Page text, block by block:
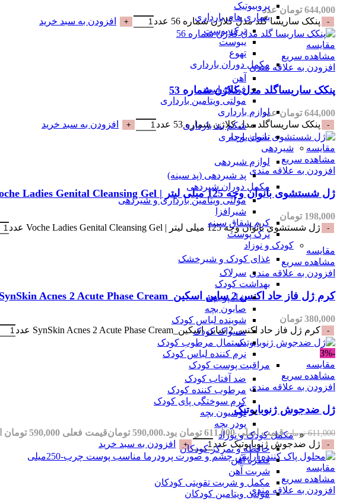
پروبیوتیک
بیماری های بارداری
ترک پوست
یبوست
تهوع
مکمل دوران بارداری
آهن
فولیک اسید
مولتی ویتامین بارداری
لوازم بارداری
شکم بند بارداری
تست بارداری
شیردهی
لوازم شیردهی
پد شیردهی (پد سینه)
مکمل دوران شیردهی
مولتی ویتامین بارداری و شیردهی
شیرافزا
کرم شقاق سینه
ترک پوست
کودک و نوزاد
غذای کودک و شیرخشک
سرلاک
بهداشت کودک
شامپو بچه
صابون بچه
شوینده لباس کودک
مسواک کودک
دستمال مرطوب کودک
نرم کننده لباس کودک
مراقبت پوست کودک
ضد آفتاب کودک
مرطوب کننده کودک
کرم سوختگی پای کودک
لوسیون بچه
پودر بچه
مکمل کودک و نوزاد
حافظه و تمرکز کودکان
قطره آهن
شربت آهن
مکمل و شربت تقویتی کودکان
مولتی ویتامین کودکان
644,000 تومان عدد
پنکک ساریسا گلد مدل کلاژن شماره 56 عدد
افزودن به سبد خرید
مقایسه
مشاهده سریع
افزودن به علاقه مندی
پنکک ساریساگلد مدل کلاژن شماره 53
644,000 تومان عدد
پنکک ساریساگلد مدل کلاژن شماره 53 عدد
افزودن به سبد خرید
مقایسه
مشاهده سریع
افزودن به علاقه مندی
ژل شستشوی بانوان وچه 125 میلی لیتر | Voche Ladies Genital Cleansing Gel
198,000 تومان
ژل شستشوی بانوان وچه 125 میلی لیتر | Voche Ladies Genital Cleansing Gel عدد
مقایسه
مشاهده سریع
افزودن به علاقه مندی
کرم ژل فاز حاد اکنس 2 ساین اسکین_SynSkin Acnes 2 Acute Phase Cream
380,000 تومان
کرم ژل فاز حاد اکنس 2 ساین اسکین_SynSkin Acnes 2 Acute Phase Cream عدد
-3%
مقایسه
مشاهده سریع
افزودن به علاقه مندی
ژل ضدجوش ژنوبایوتیک
611,000 تومان قیمت اصلی 611,000 تومان بود. 590,000 تومانقیمت فعلی 590,000 تومان است.
ژل ضدجوش ژنوبایوتیک عدد
افزودن به سبد خرید
مقایسه
مشاهده سریع
افزودن به علاقه مندی